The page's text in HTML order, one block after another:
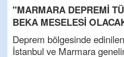
"MARMARA DEPREMİ
BEKA MESELESİ
Deprem bölgesinde
İstanbul ve Marmara